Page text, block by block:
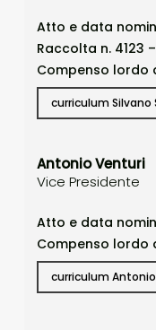
Atto e data
Raccolta n. 4123
Compenso lordo
curriculum Silvano
Antonio Venturi
Vice Presidente
Atto e data
Compenso lordo
curriculum